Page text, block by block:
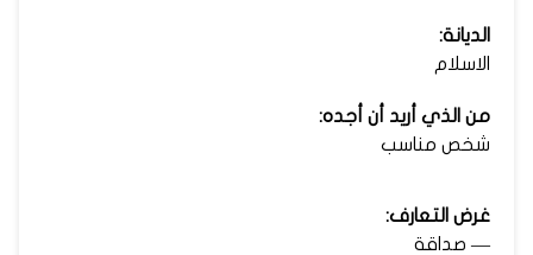
الديانة:
الاسلام
من الذي أريد أن أجده:
شخص مناسب
غرض التعارف:
— صداقة